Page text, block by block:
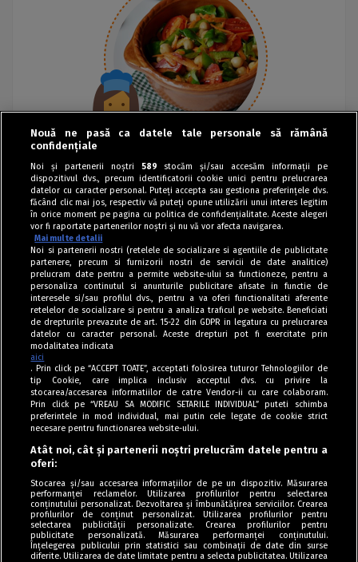
Tag index
Program Antena 1
Politica de cookies
Politica de confidențialitate
Termeni și condiții
Nouă ne pasă ca datele tale personale să rămână
confidențiale
Noi și partenerii noștri 589 stocăm și/sau accesăm informații pe
dispozitivul dvs., precum identificatorii cookie unici pentru prelucrarea
datelor cu caracter personal. Puteți accepta sau gestiona preferințele dvs.
făcând clic mai jos, respectiv vă puteți opune utilizării unui interes legitim
în orice moment pe pagina cu politica de confidențialitate. Aceste alegeri
vor fi raportate partenerilor noștri și nu vă vor afecta navigarea.
Mai multe detalii
Noi si partenerii nostri (retelele de socializare si agentiile de publicitate
partenere, precum si furnizorii nostri de servicii de date analitice)
prelucram date pentru a permite website-ului sa functioneze, pentru a
personaliza continutul si anunturile publicitare afisate in functie de
interesele si/sau profilul dvs., pentru a va oferi functionalitati aferente
retelelor de socializare si pentru a analiza traficul pe website. Beneficiati
de drepturile prevazute de art. 15-22 din GDPR in legatura cu prelucrarea
datelor cu caracter personal. Aceste drepturi pot fi exercitate prin
modalitatea indicata
aici
. Prin click pe “ACCEPT TOATE”, acceptati folosirea tuturor Tehnologiilor de
tip Cookie, care implica inclusiv acceptul dvs. cu privire la
stocarea/accesarea informatiilor de catre Vendor-ii cu care colaboram.
Prin click pe “VREAU SA MODIFIC SETARILE INDIVIDUAL” puteti schimba
preferintele in mod individual, mai putin cele legate de cookie strict
necesare pentru functionarea website-ului.
Atât noi, cât și partenerii noștri prelucrăm datele pentru a
oferi:
Stocarea și/sau accesarea informațiilor de pe un dispozitiv. Măsurarea
performanței reclamelor. Utilizarea profilurilor pentru selectarea
conținutului personalizat. Dezvoltarea și îmbunătățirea serviciilor. Crearea
profilurilor de conținut personalizat. Utilizarea profilurilor pentru
selectarea publicității personalizate. Crearea profilurilor pentru
publicitate personalizată. Măsurarea performanței conținutului.
Înțelegerea publicului prin statistici sau combinații de date din surse
diferite. Utilizarea de date limitate pentru a selecta publicitatea. Utilizarea